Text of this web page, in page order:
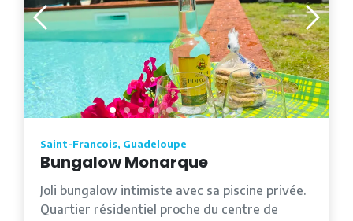
Saint-Francois, Guadeloupe
Bungalow Monarque
Joli bungalow intimiste avec sa piscine privée.
Quartier résidentiel proche du centre de